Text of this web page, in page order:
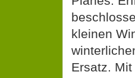
kleinen
Ersatz.